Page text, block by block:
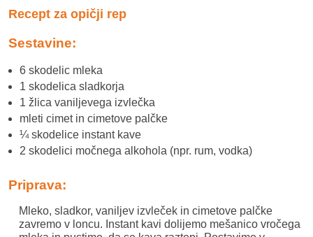
Recept za opičji rep
Sestavine:
6 skodelic mleka
1 skodelica sladkorja
1 žlica vaniljevega izvlečka
mleti cimet in cimetove palčke
¼ skodelice instant kave
2 skodelici močnega alkohola (npr. rum, vodka)
Priprava:
Mleko, sladkor, vaniljev izvleček in cimetove palčke
zavremo v loncu. Instant kavi dolijemo mešanico vročega